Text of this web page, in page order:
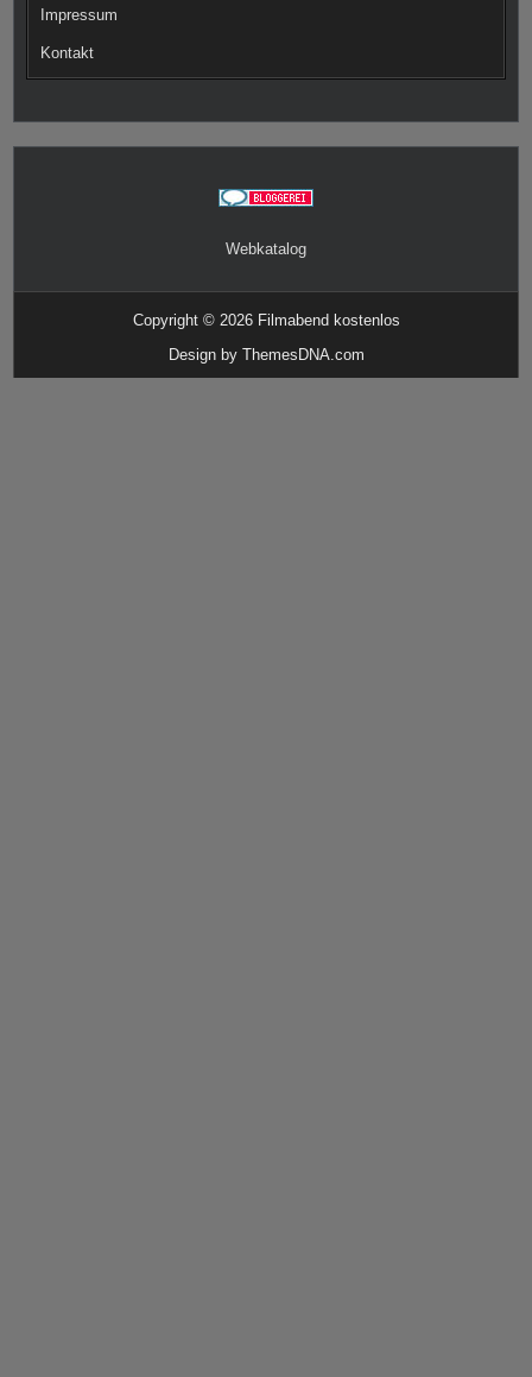
Impressum
Kontakt
Webkatalog
Copyright © 2026 Filmabend kostenlos
Design by ThemesDNA.com